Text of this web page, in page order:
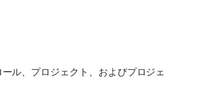
ル、プロジェクト、およびプロジェ